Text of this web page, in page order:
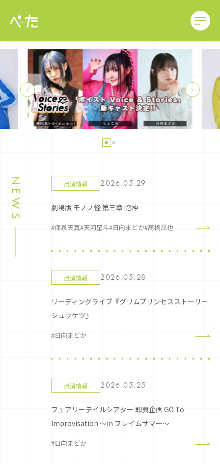
NEWS 出演情報 2026.05.29
劇場版 モノノ怪 第三章 蛇神
#保泉天真#天河星斗#日向まどか#高橋昂也
出演情報 2026.05.28
リーディングライブ『グリムプリンセスストーリー
シュウケツ』
#日向まどか
出演情報 2026.05.25
フェアリーテイルシアター 即興企画 GO To
Improvisation ～in フレイムサマー～
#日向まどか